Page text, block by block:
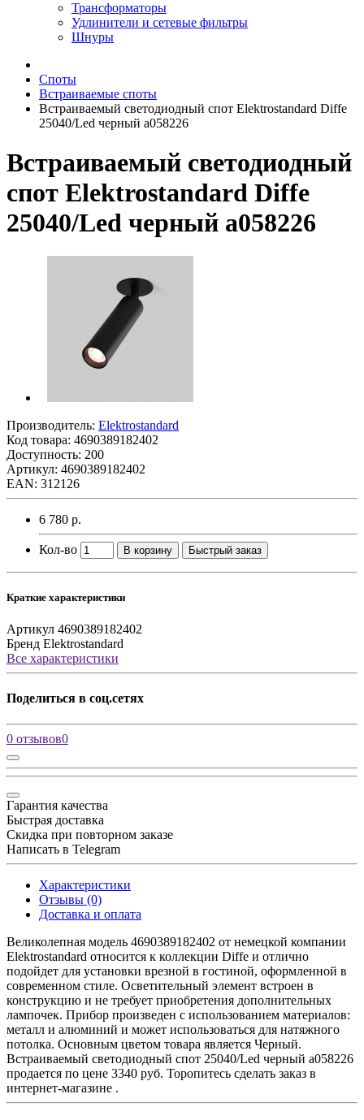
Трансформаторы
Удлинители и сетевые фильтры
Шнуры
Споты
Встраиваемые споты
Встраиваемый светодиодный спот Elektrostandard Diffe
25040/Led черный a058226
Встраиваемый светодиодный
спот Elektrostandard Diffe
25040/Led черный a058226
Производитель: Elektrostandard
Код товара: 4690389182402
Доступность: 200
Артикул: 4690389182402
EAN: 312126
6 780 р.
Кол-во В корзину Быстрый заказ
Краткие характеристики
Артикул 4690389182402
Бренд Elektrostandard
Все характеристики
Поделиться в соц.сетях
0 отзывов0
Гарантия качества
Быстрая доставка
Скидка при повторном заказе
Написать в Telegram
Характеристики
Отзывы (0)
Доставка и оплата
Великолепная модель 4690389182402 от немецкой компании
Elektrostandard относится к коллекции Diffe и отлично
подойдет для установки врезной в гостиной, оформленной в
современном стиле. Осветительный элемент встроен в
конструкцию и не требует приобретения дополнительных
лампочек. Прибор произведен с использованием материалов:
металл и алюминий и может использоваться для натяжного
потолка. Основным цветом товара является Черный.
Встраиваемый светодиодный спот 25040/Led черный a058226
продается по цене 3340 руб. Торопитесь сделать заказ в
интернет-магазине .